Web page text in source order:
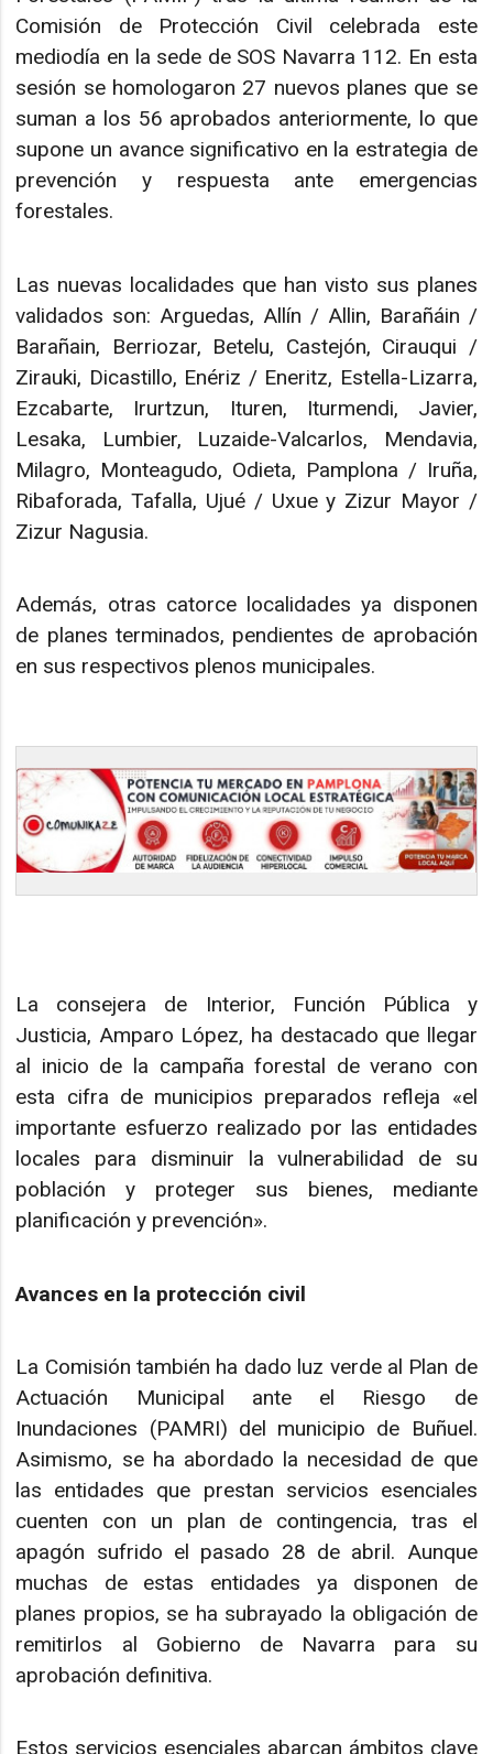
Comisión de Protección Civil celebrada este
mediodía en la sede de SOS Navarra 112. En esta
sesión se homologaron 27 nuevos planes que se
suman a los 56 aprobados anteriormente, lo que
supone un avance significativo en la estrategia de
prevención y respuesta ante emergencias
forestales.
Las nuevas localidades que han visto sus planes
validados son: Arguedas, Allín / Allin, Barañáin /
Barañain, Berriozar, Betelu, Castejón, Cirauqui /
Zirauki, Dicastillo, Enériz / Eneritz, Estella-Lizarra,
Ezcabarte, Irurtzun, Ituren, Iturmendi, Javier,
Lesaka, Lumbier, Luzaide-Valcarlos, Mendavia,
Milagro, Monteagudo, Odieta, Pamplona / Iruña,
Ribaforada, Tafalla, Ujué / Uxue y Zizur Mayor /
Zizur Nagusia.
Además, otras catorce localidades ya disponen
de planes terminados, pendientes de aprobación
en sus respectivos plenos municipales.
La consejera de Interior, Función Pública y
Justicia, Amparo López, ha destacado que llegar
al inicio de la campaña forestal de verano con
esta cifra de municipios preparados refleja «el
importante esfuerzo realizado por las entidades
locales para disminuir la vulnerabilidad de su
población y proteger sus bienes, mediante
planificación y prevención».
Avances en la protección civil
La Comisión también ha dado luz verde al Plan de
Actuación Municipal ante el Riesgo de
Inundaciones (PAMRI) del municipio de Buñuel.
Asimismo, se ha abordado la necesidad de que
las entidades que prestan servicios esenciales
cuenten con un plan de contingencia, tras el
apagón sufrido el pasado 28 de abril. Aunque
muchas de estas entidades ya disponen de
planes propios, se ha subrayado la obligación de
remitirlos al Gobierno de Navarra para su
aprobación definitiva.
Estos servicios esenciales abarcan ámbitos clave